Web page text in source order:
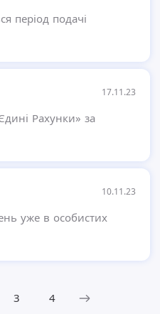
період подачі
17.11.23
Рахунки» за
10.11.23
уже в особистих
3 4